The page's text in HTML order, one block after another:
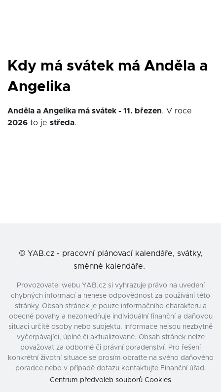
Kdy má svátek má Anděla a
Angelika
Anděla a Angelika má svátek - 11. březen. V roce
2026 to je středa.
© YAB.cz - pracovní plánovací kalendáře, svátky,
směnné kalendáře.
Provozovatel webu YAB.cz si vyhrazuje právo na uvedení
chybných informací a nenese odpovědnost za používání této
stránky. Obsah stránek je pouze informačního charakteru a
obecné povahy a nezohledňuje individuální finanční a daňovou
situaci určité osoby nebo subjektu. Informace nejsou nezbytně
vyčerpávající, úplné či aktualizované. Obsah stránek nelze
považovat za odborné či právní poradenství. Pro řešení
konkrétní životní situace se prosím obraťte na svého daňového
poradce nebo v případě dotazu kontaktujte Finanční úřad.
Centrum předvoleb souborů Cookies